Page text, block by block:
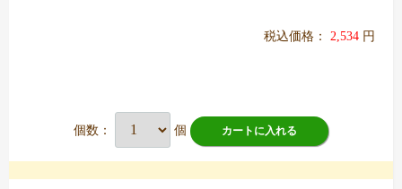
税込価格： 2,534 円
個数： 個 カートに入れる